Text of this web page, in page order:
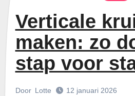
Verticale
maken: zo
stap voor
Door Lotte 12 januari 2026